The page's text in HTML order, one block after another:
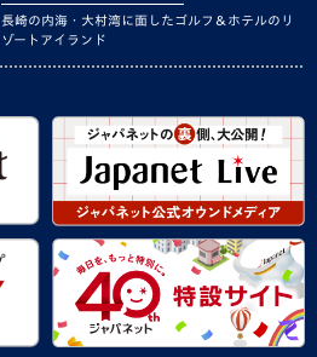
長崎の内海・大村湾に面したゴルフ＆ホテルのリ
ゾートアイランド